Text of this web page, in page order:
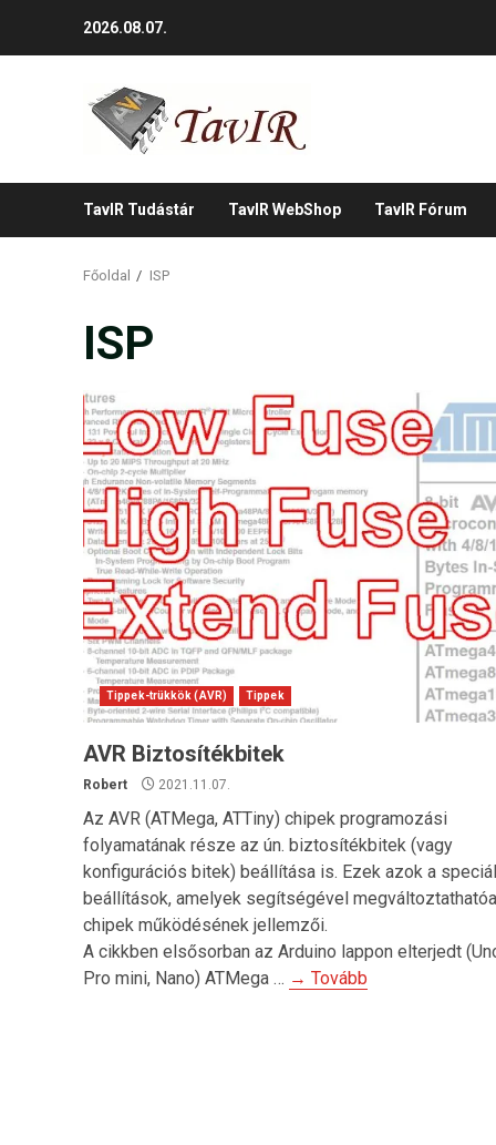
2026.08.07.
TavIR Tudástár TavIR WebShop TavIR Fórum
Főoldal ISP
ISP
Tippek-trükkök (AVR) Tippek
AVR Biztosítékbitek
Robert 2021.11.07.
Az AVR (ATMega, ATTiny) chipek programozási
folyamatának része az ún. biztosítékbitek (vagy
konfigurációs bitek) beállítása is. Ezek azok a
beállítások, amelyek segítségével
chipek működésének jellemzői.
A cikkben elsősorban az Arduino lappon elterjedt
Pro mini, Nano) ATMega … → Tovább